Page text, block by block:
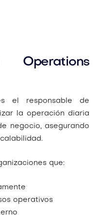
el responsable de
la operación diaria
negocio, asegurando
que:
operativos